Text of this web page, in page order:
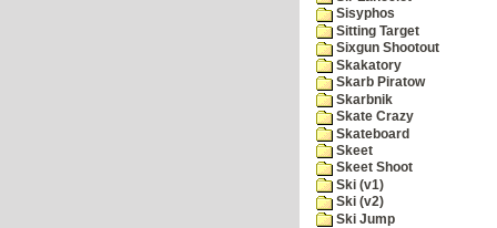
Sisyphos
Sitting Target
Sixgun Shootout
Skakatory
Skarb Piratow
Skarbnik
Skate Crazy
Skateboard
Skeet
Skeet Shoot
Ski (v1)
Ski (v2)
Ski Jump